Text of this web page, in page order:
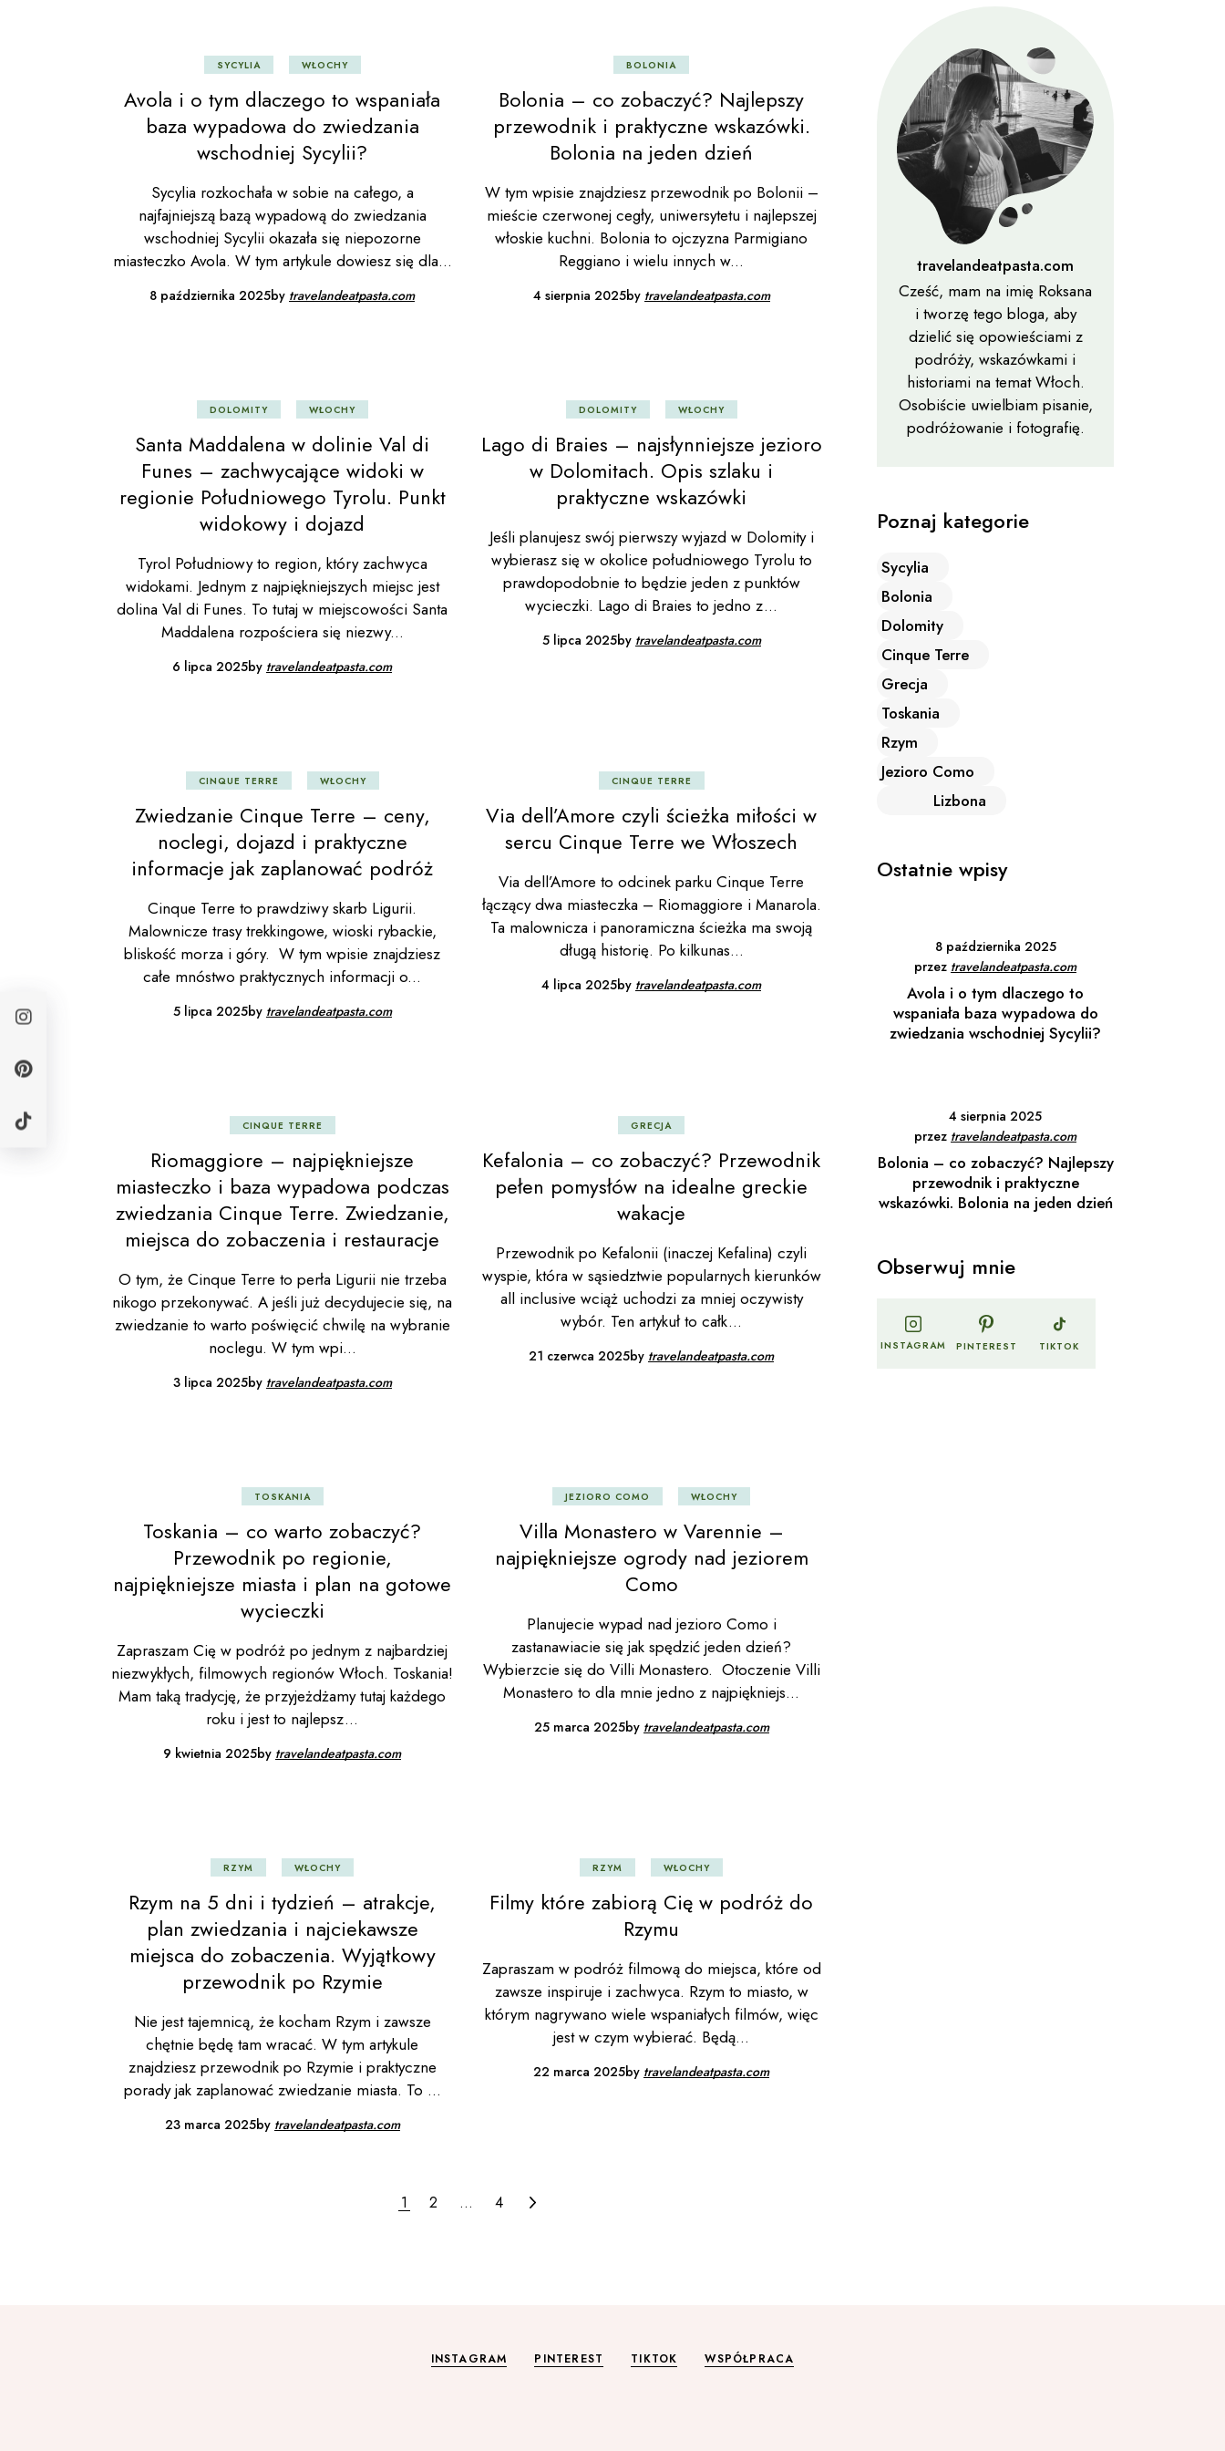
SYCYLIA WŁOCHY
Avola i o tym dlaczego to wspaniała
baza wypadowa do zwiedzania
wschodniej Sycylii?
Sycylia rozkochała w sobie na całego, a
najfajniejszą bazą wypadową do zwiedzania
wschodniej Sycylii okazała się niepozorne
miasteczko Avola. W tym artykule dowiesz się dla
8 października 2025by travelandeatpasta.com
BOLONIA
Bolonia – co zobaczyć? Najlepszy
przewodnik i praktyczne wskazówki.
Bolonia na jeden dzień
W tym wpisie znajdziesz przewodnik po Bolonii –
mieście czerwonej cegły, uniwersytetu i najlepszej
włoskie kuchni. Bolonia to ojczyzna Parmigiano
Reggiano i wielu innych w
4 sierpnia 2025by travelandeatpasta.com
DOLOMITY WŁOCHY
Santa Maddalena w dolinie Val di
Funes – zachwycające widoki w
regionie Południowego Tyrolu. Punkt
widokowy i dojazd
Tyrol Południowy to region, który zachwyca
widokami. Jednym z najpiękniejszych miejsc jest
dolina Val di Funes. To tutaj w miejscowości Santa
Maddalena rozpościera się niezwy
6 lipca 2025by travelandeatpasta.com
DOLOMITY WŁOCHY
Lago di Braies – najsłynniejsze jezioro
w Dolomitach. Opis szlaku i
praktyczne wskazówki
Jeśli planujesz swój pierwszy wyjazd w Dolomity i
wybierasz się w okolice południowego Tyrolu to
prawdopodobnie to będzie jeden z punktów
wycieczki. Lago di Braies to jedno z
5 lipca 2025by travelandeatpasta.com
CINQUE TERRE WŁOCHY
Zwiedzanie Cinque Terre – ceny,
noclegi, dojazd i praktyczne
informacje jak zaplanować podróż
Cinque Terre to prawdziwy skarb Ligurii.
Malownicze trasy trekkingowe, wioski rybackie,
bliskość morza i góry. W tym wpisie znajdziesz
całe mnóstwo praktycznych informacji o
5 lipca 2025by travelandeatpasta.com
CINQUE TERRE
Via dell’Amore czyli ścieżka miłości w
sercu Cinque Terre we Włoszech
Via dell’Amore to odcinek parku Cinque Terre
łączący dwa miasteczka – Riomaggiore i Manarola.
Ta malownicza i panoramiczna ścieżka ma swoją
długą historię. Po kilkunas
4 lipca 2025by travelandeatpasta.com
CINQUE TERRE
Riomaggiore – najpiękniejsze
miasteczko i baza wypadowa podczas
zwiedzania Cinque Terre. Zwiedzanie,
miejsca do zobaczenia i restauracje
O tym, że Cinque Terre to perła Ligurii nie trzeba
nikogo przekonywać. A jeśli już decydujecie się, na
zwiedzanie to warto poświęcić chwilę na wybranie
noclegu. W tym wpi
3 lipca 2025by travelandeatpasta.com
GRECJA
Kefalonia – co zobaczyć? Przewodnik
pełen pomysłów na idealne greckie
wakacje
Przewodnik po Kefalonii (inaczej Kefalina) czyli
wyspie, która w sąsiedztwie popularnych kierunków
all inclusive wciąż uchodzi za mniej oczywisty
wybór. Ten artykuł to całk
21 czerwca 2025by travelandeatpasta.com
TOSKANIA
Toskania – co warto zobaczyć?
Przewodnik po regionie,
najpiękniejsze miasta i plan na gotowe
wycieczki
Zapraszam Cię w podróż po jednym z najbardziej
niezwykłych, filmowych regionów Włoch. Toskania!
Mam taką tradycję, że przyjeżdżamy tutaj każdego
roku i jest to najlepsz
9 kwietnia 2025by travelandeatpasta.com
JEZIORO COMO WŁOCHY
Villa Monastero w Varennie –
najpiękniejsze ogrody nad jeziorem
Como
Planujecie wypad nad jezioro Como i
zastanawiacie się jak spędzić jeden dzień?
Wybierzcie się do Villi Monastero. Otoczenie Villi
Monastero to dla mnie jedno z najpiękniejs
25 marca 2025by travelandeatpasta.com
RZYM WŁOCHY
Rzym na 5 dni i tydzień – atrakcje,
plan zwiedzania i najciekawsze
miejsca do zobaczenia. Wyjątkowy
przewodnik po Rzymie
Nie jest tajemnicą, że kocham Rzym i zawsze
chętnie będę tam wracać. W tym artykule
znajdziesz przewodnik po Rzymie i praktyczne
porady jak zaplanować zwiedzanie miasta. To
23 marca 2025by travelandeatpasta.com
RZYM WŁOCHY
Filmy które zabiorą Cię w podróż do
Rzymu
Zapraszam w podróż filmową do miejsca, które od
zawsze inspiruje i zachwyca. Rzym to miasto, w
którym nagrywano wiele wspaniałych filmów, więc
jest w czym wybierać. Będą
22 marca 2025by travelandeatpasta.com
1 2 … 4
travelandeatpasta.com
Cześć, mam na imię Roksana
i tworzę tego bloga, aby
dzielić się opowieściami z
podróży, wskazówkami i
historiami na temat Włoch.
Osobiście uwielbiam pisanie,
podróżowanie i fotografię.
Poznaj kategorie
Sycylia
Bolonia
Dolomity
Cinque Terre
Grecja
Toskania
Rzym
Jezioro Como
Lizbona
Ostatnie wpisy
8 października 2025
przez travelandeatpasta.com
Avola i o tym dlaczego to
wspaniała baza wypadowa do
zwiedzania wschodniej Sycylii?
4 sierpnia 2025
przez travelandeatpasta.com
Bolonia – co zobaczyć? Najlepszy
przewodnik i praktyczne
wskazówki. Bolonia na jeden dzień
Obserwuj mnie
INSTAGRAM PINTEREST TIKTOK
INSTAGRAM PINTEREST TIKTOK WSPÓŁPRACA